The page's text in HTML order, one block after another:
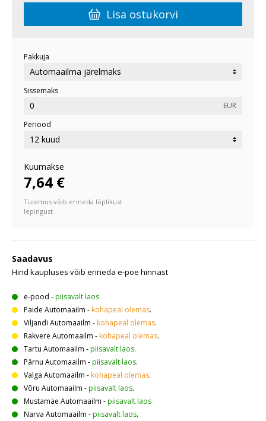
Lisa ostukorvi
Pakkuja
Sissemaks
EUR
Periood
Kuumakse
7,64 €
Tulemus võib erineda lõplikust
lepingust
Saadavus
Hind kaupluses võib erineda e-poe hinnast
e-pood -piisavalt laos
Paide Automaailm - kohapeal olemas.
Viljandi Automaailm - kohapeal olemas.
Rakvere Automaailm - kohapeal olemas.
Tartu Automaailm -piisavalt laos.
Pärnu Automaailm -piisavalt laos.
Valga Automaailm - kohapeal olemas.
Võru Automaailm -piisavalt laos.
Mustamäe Automaailm -piisavalt laos
Narva Automaailm -piisavalt laos.